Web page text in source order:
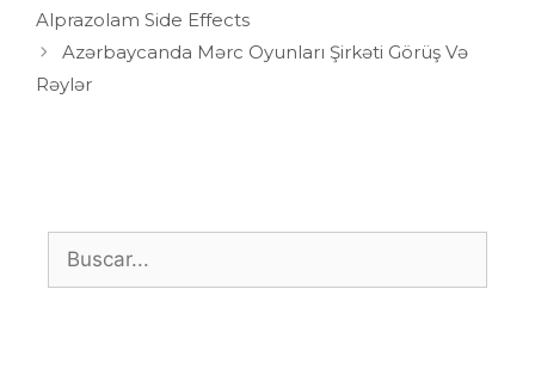
Alprazolam Side Effects
Azərbaycanda Mərc Oyunları Şirkəti Görüş Və
Rəylər